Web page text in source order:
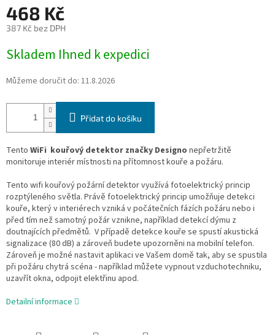
468 Kč
387 Kč bez DPH
cena:
Skladem Ihned k expedici
Můžeme doručit do: 11.8.2026
Přidat do košíku
Tento WiFi kouřový detektor značky Designo nepřetržitě
monitoruje interiér místnosti na přítomnost kouře a požáru.
Tento wifi kouřový požární detektor využívá fotoelektrický princip
rozptýleného světla. Právě fotoelektrický princip umožňuje detekci
kouře, který v interiérech vzniká v počátečních fázích požáru nebo i
před tím než samotný požár vznikne, například detekcí dýmu z
doutnajících předmětů. V případě detekce kouře se spustí akustická
signalizace (80 dB) a zároveň budete upozorněni na mobilní telefon.
Zároveň je možné nastavit aplikaci ve Vašem domě tak, aby se spustila
při požáru chytrá scéna - například můžete vypnout vzduchotechniku,
uzavřít okna, odpojit elektřinu apod.
Detailní informace